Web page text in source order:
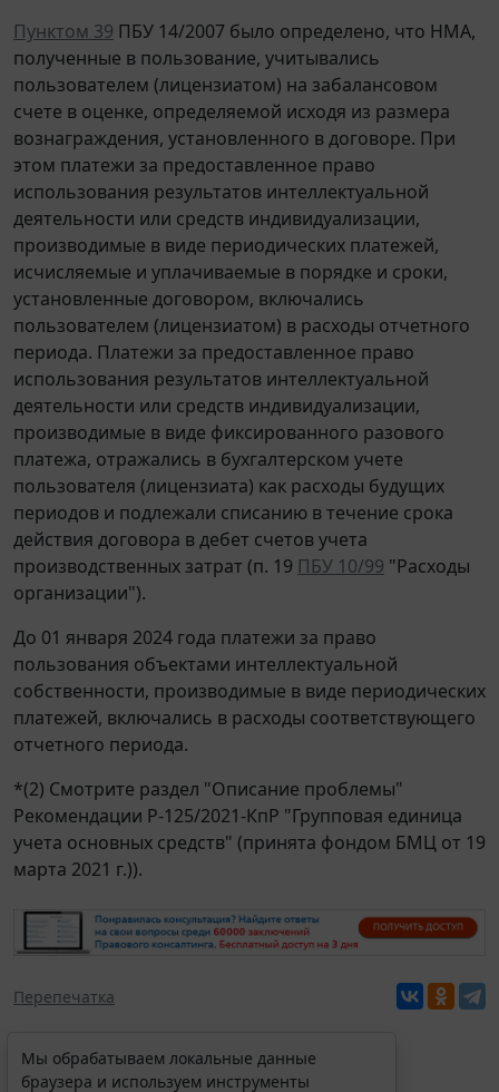
Пунктом 39 ПБУ 14/2007 было определено, что НМА,
полученные в пользование, учитывались
пользователем (лицензиатом) на забалансовом
счете в оценке, определяемой исходя из размера
вознаграждения, установленного в договоре. При
этом платежи за предоставленное право
использования результатов интеллектуальной
деятельности или средств индивидуализации,
производимые в виде периодических платежей,
исчисляемые и уплачиваемые в порядке и сроки,
установленные договором, включались
пользователем (лицензиатом) в расходы отчетного
периода. Платежи за предоставленное право
использования результатов интеллектуальной
деятельности или средств индивидуализации,
производимые в виде фиксированного разового
платежа, отражались в бухгалтерском учете
пользователя (лицензиата) как расходы будущих
периодов и подлежали списанию в течение срока
действия договора в дебет счетов учета
производственных затрат (п. 19 ПБУ 10/99 "Расходы
организации").
До 01 января 2024 года платежи за право
пользования объектами интеллектуальной
собственности, производимые в виде периодических
платежей, включались в расходы соответствующего
отчетного периода.
*(2) Смотрите раздел "Описание проблемы"
Рекомендации Р-125/2021-КпР "Групповая единица
учета основных средств" (принята фондом БМЦ от 19
марта 2021 г.)).
Перепечатка
Мы обрабатываем локальные данные
браузера и используем инструменты